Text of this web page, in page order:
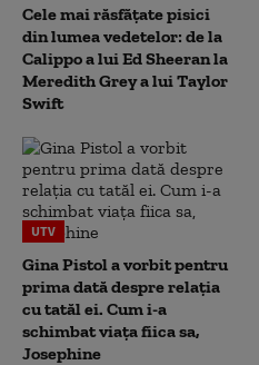
Cele mai răsfățate pisici
din lumea vedetelor: de la
Calippo a lui Ed Sheeran la
Meredith Grey a lui Taylor
Swift
UTV
Gina Pistol a vorbit pentru
prima dată despre relația
cu tatăl ei. Cum i-a
schimbat viața fiica sa,
Josephine